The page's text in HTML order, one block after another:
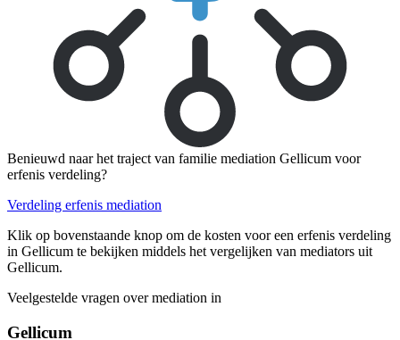
Benieuwd naar het traject van familie mediation Gellicum voor
erfenis verdeling?
Verdeling erfenis mediation
Klik op bovenstaande knop om de kosten voor een erfenis verdeling
in Gellicum te bekijken middels het vergelijken van mediators uit
Gellicum.
Veelgestelde vragen over mediation in
Gellicum